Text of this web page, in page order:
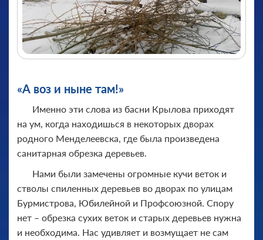
«А воз и ныне там!»
Именно эти слова из басни Крылова приходят
на ум, когда находишься в некоторых дворах
родного Менделеевска, где была произведена
санитарная обрезка деревьев.
Нами были замечены огромные кучи веток и
стволы спиленных деревьев во дворах по улицам
Бурмистрова, Юбилейной и Профсоюзной. Спору
нет – обрезка сухих веток и старых деревьев нужна
и необходима. Нас удивляет и возмущает не сам